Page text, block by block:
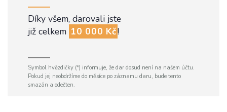
Díky všem, darovali jste
již celkem 10 000 Kč!
Symbol hvězdičky (*) informuje, že dar dosud není na našem účtu.
Pokud jej neobdržíme do měsíce po záznamu daru, bude tento
smazán a odečten.